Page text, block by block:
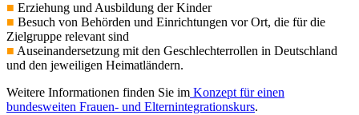
■ Erziehung und Ausbildung der Kinder
■ Besuch von Behörden und Einrichtungen vor Ort, die für die
Zielgruppe relevant sind
■ Auseinandersetzung mit den Geschlechterrollen in Deutschland
und den jeweiligen Heimatländern.
Weitere Informationen finden Sie im Konzept für einen
bundesweiten Frauen- und Elternintegrationskurs.